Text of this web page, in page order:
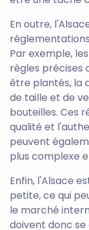
En outre,
Par exemple,
règles précises
être plantés, la
de taille et de
bouteilles. Ces
qualité et
peuvent
plus complexe
Enfin, l'Alsace
petite, ce qui
le marché
doivent donc